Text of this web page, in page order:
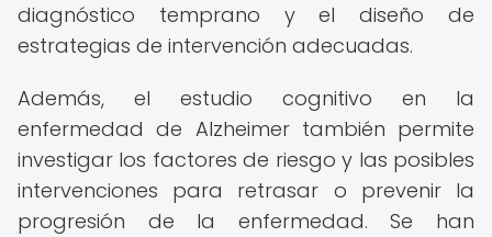
diagnóstico temprano y el diseño de
estrategias de intervención adecuadas.
Además, el estudio cognitivo en la
enfermedad de Alzheimer también permite
investigar los factores de riesgo y las posibles
intervenciones para retrasar o prevenir la
progresión de la enfermedad. Se han